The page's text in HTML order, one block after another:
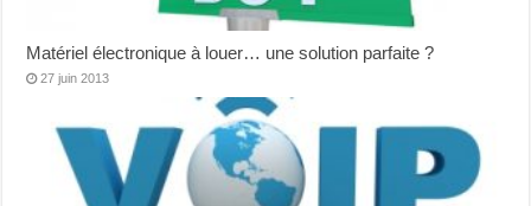
Matériel électronique à louer… une solution parfaite ?
27 juin 2013